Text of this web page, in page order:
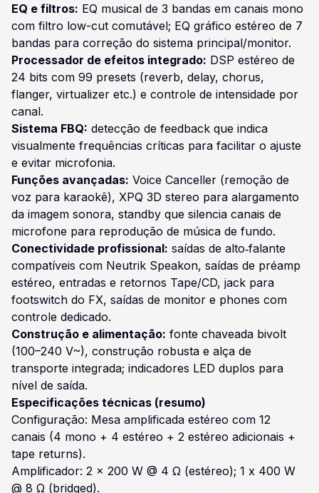
EQ e filtros: EQ musical de 3 bandas em canais mono
com filtro low-cut comutável; EQ gráfico estéreo de 7
bandas para correção do sistema principal/monitor.
Processador de efeitos integrado: DSP estéreo de
24 bits com 99 presets (reverb, delay, chorus,
flanger, virtualizer etc.) e controle de intensidade por
canal.
Sistema FBQ: detecção de feedback que indica
visualmente frequências críticas para facilitar o ajuste
e evitar microfonia.
Funções avançadas: Voice Canceller (remoção de
voz para karaokê), XPQ 3D stereo para alargamento
da imagem sonora, standby que silencia canais de
microfone para reprodução de música de fundo.
Conectividade profissional: saídas de alto‑falante
compatíveis com Neutrik Speakon, saídas de préamp
estéreo, entradas e retornos Tape/CD, jack para
footswitch do FX, saídas de monitor e phones com
controle dedicado.
Construção e alimentação: fonte chaveada bivolt
(100–240 V~), construção robusta e alça de
transporte integrada; indicadores LED duplos para
nível de saída.
Especificações técnicas (resumo)
Configuração: Mesa amplificada estéreo com 12
canais (4 mono + 4 estéreo + 2 estéreo adicionais +
tape returns).
Amplificador: 2 x 200 W @ 4 Ω (estéreo); 1 x 400 W
@ 8 Ω (bridged).